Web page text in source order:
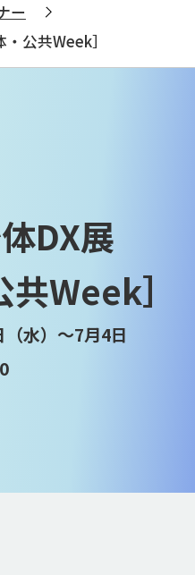
ー
公共Week］
DX展
共Week］
（水）～7月4日